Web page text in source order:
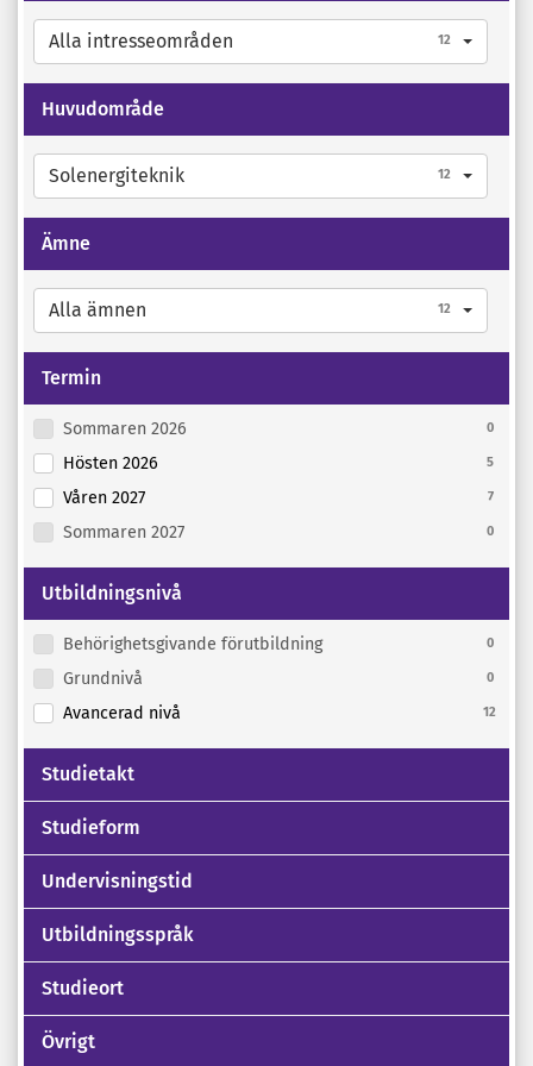
Alla intresseområden 12
Huvudområde
Solenergiteknik 12
Ämne
Alla ämnen 12
Termin
Sommaren 2026 0
Hösten 2026 5
Våren 2027 7
Sommaren 2027 0
Utbildningsnivå
Behörighetsgivande förutbildning 0
Grundnivå 0
Avancerad nivå 12
Studietakt
Studieform
Undervisningstid
Utbildningsspråk
Studieort
Övrigt